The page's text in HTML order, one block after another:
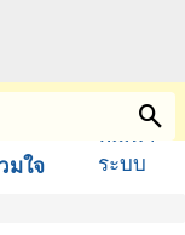
ทีมงานผู้
ระบบ
search
มใจ